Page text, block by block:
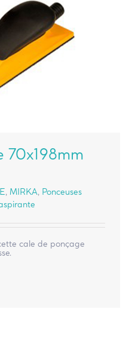
70x198mm
, MIRKA, Ponceuses
cale de ponçage